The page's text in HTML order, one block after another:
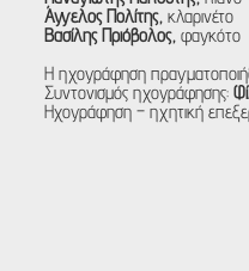
Άγγελος Πολίτης,κλαρινέτο
Βασίλης Πριόβολος, φαγκότο
Η ηχογράφηση
Συντονισμός ηχογράφησης:
Ηχογράφηση – ηχητική